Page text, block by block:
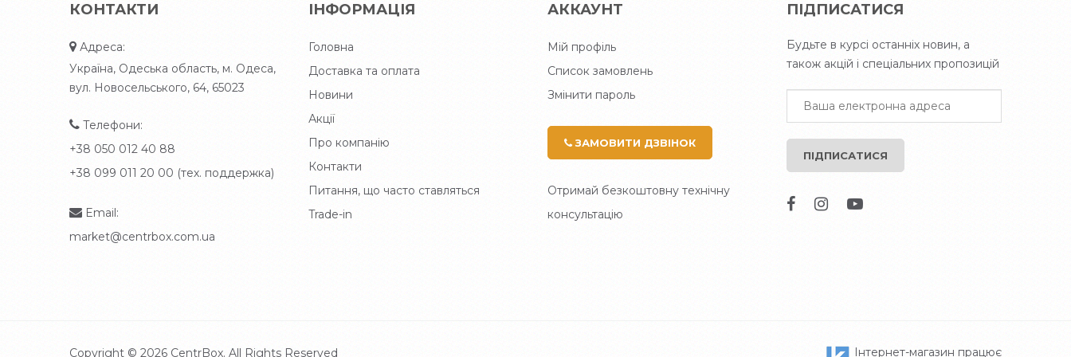
КОНТАКТИ
Адреса:
Україна, Одеська область, м. Одеса,
вул. Новосельського, 64, 65023
Телефони:
+38 050 012 40 88
+38 099 011 20 00 (тех. поддержка)
Email:
market@centrbox.com.ua
ІНФОРМАЦІЯ
Головна
Доставка та оплата
Новини
Акції
Про компанію
Контакти
Питання, що часто ставляться
Trade-in
АККАУНТ
Мій профіль
Список замовлень
Змінити пароль
ЗАМОВИТИ ДЗВІНОК
Отримай безкоштовну технічну
консультацію
ПІДПИСАТИСЯ
Будьте в курсі останніх новин, а
також акцій і спеціальних пропозицій
ПІДПИСАТИСЯ
Copyright © 2026 CentrBox. All Rights Reserved Інтернет-магазин працює